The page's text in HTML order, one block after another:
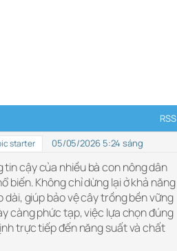
RSS
starter 05/05/2026 5:24 sáng
cậy của nhiều bà con nông dân
biến. Không chỉ dừng lại ở khả năng
giúp bảo vệ cây trồng bền vững
càng phức tạp, việc lựa chọn đúng
trực tiếp đến năng suất và chất